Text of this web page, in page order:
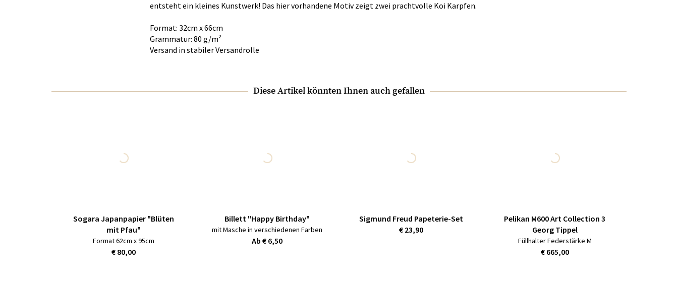
entsteht ein kleines Kunstwerk! Das hier vorhandene Motiv zeigt zwei prachtvolle Koi Karpfen.
Format: 32cm x 66cm
Grammatur: 80 g/m²
Versand in stabiler Versandrolle
Diese Artikel könnten Ihnen auch gefallen
Sogara Japanpapier "Blüten
mit Pfau"
Format 62cm x 95cm
€ 80,00
Billett "Happy Birthday"
mit Masche in verschiedenen Farben
Ab € 6,50
Sigmund Freud Papeterie-Set
€ 23,90
Pelikan M600 Art Collection 3
Georg Tippel
Füllhalter Federstärke M
€ 665,00